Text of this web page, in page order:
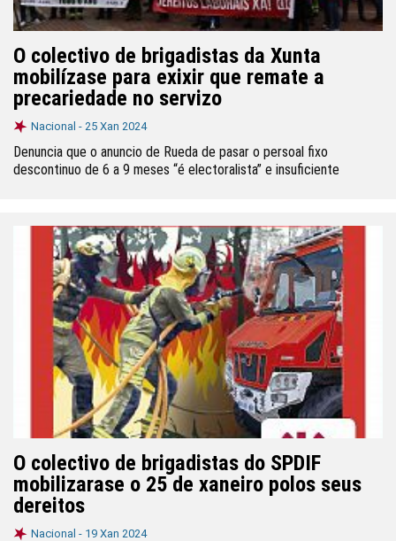
O colectivo de brigadistas da Xunta
mobilízase para exixir que remate a
precariedade no servizo
Nacional - 25 Xan 2024
Denuncia que o anuncio de Rueda de pasar o persoal fixo
descontinuo de 6 a 9 meses “é electoralista” e insuficiente
O colectivo de brigadistas do SPDIF
mobilizarase o 25 de xaneiro polos seus
dereitos
Nacional - 19 Xan 2024